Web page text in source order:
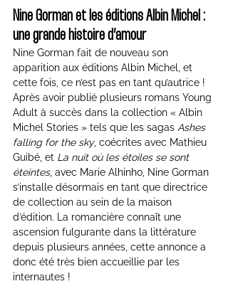
Nine Gorman et les éditions Albin Michel :
une grande histoire d’amour
Nine Gorman fait de nouveau son
apparition aux éditions Albin Michel, et
cette fois, ce n’est pas en tant qu’autrice !
Après avoir publié plusieurs romans Young
Adult à succès dans la collection « Albin
Michel Stories » tels que les sagas Ashes
falling for the sky, coécrites avec Mathieu
Guibé, et La nuit où les étoiles se sont
éteintes, avec Marie Alhinho, Nine Gorman
s’installe désormais en tant que directrice
de collection au sein de la maison
d’édition. La romancière connaît une
ascension fulgurante dans la littérature
depuis plusieurs années, cette annonce a
donc été très bien accueillie par les
internautes !